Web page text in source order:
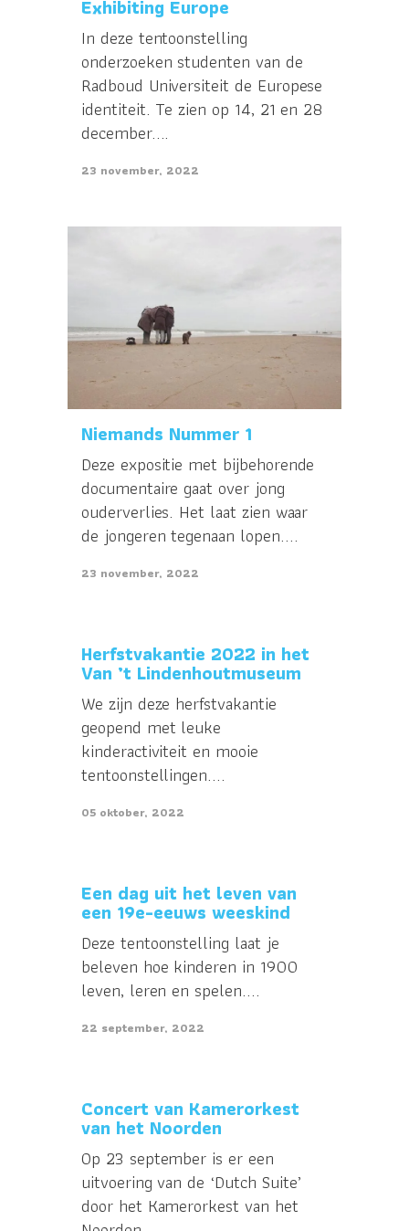
Exhibiting Europe
In deze tentoonstelling
onderzoeken studenten van de
Radboud Universiteit de Europese
identiteit. Te zien op 14, 21 en 28
december....
23 november, 2022
Niemands Nummer 1
Deze expositie met bijbehorende
documentaire gaat over jong
ouderverlies. Het laat zien waar
de jongeren tegenaan lopen....
23 november, 2022
Herfstvakantie 2022 in het
Van ’t Lindenhoutmuseum
We zijn deze herfstvakantie
geopend met leuke
kinderactiviteit en mooie
tentoonstellingen....
05 oktober, 2022
Een dag uit het leven van
een 19e-eeuws weeskind
Deze tentoonstelling laat je
beleven hoe kinderen in 1900
leven, leren en spelen....
22 september, 2022
Concert van Kamerorkest
van het Noorden
Op 23 september is er een
uitvoering van de ‘Dutch Suite’
door het Kamerorkest van het